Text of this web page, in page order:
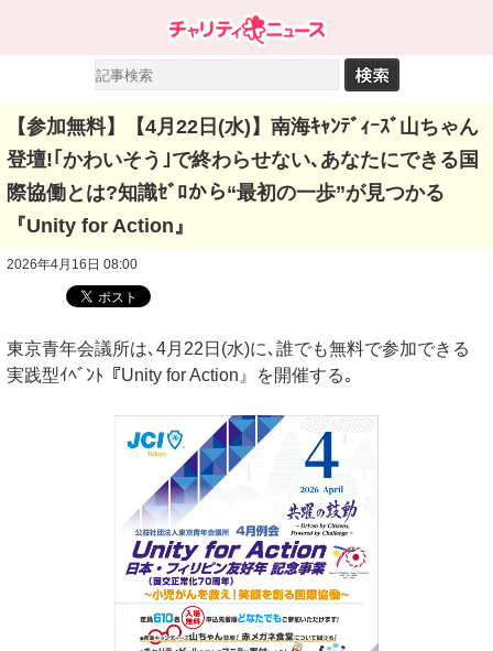
【参加無料】【4月22日(水)】南海ｷｬﾝﾃﾞｨｰｽﾞ山ちゃん
登壇!｢かわいそう｣で終わらせない､あなたにできる国
際協働とは?知識ｾﾞﾛから“最初の一歩”が見つかる
『Unity for Action』
2026年4月16日 08:00
東京青年会議所は､4月22日(水)に､誰でも無料で参加できる
実践型ｲﾍﾞﾝﾄ『Unity for Action』を開催する｡